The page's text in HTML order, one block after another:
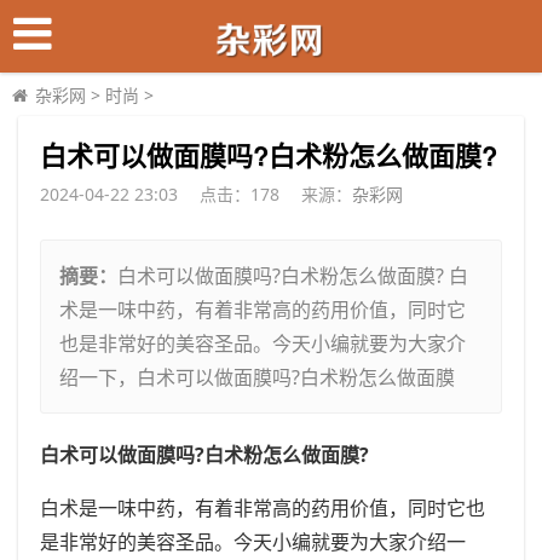
杂彩网 > 时尚 >
​白术可以做面膜吗?白术粉怎么做面膜?
2024-04-22 23:03 点击： 178 来源： 杂彩网
摘要： 白术可以做面膜吗?白术粉怎么做面膜? 白
术是一味中药，有着非常高的药用价值，同时它
也是非常好的美容圣品。今天小编就要为大家介
绍一下，白术可以做面膜吗?白术粉怎么做面膜
白术可以做面膜吗?白术粉怎么做面膜?
白术是一味中药，有着非常高的药用价值，同时它也
是非常好的美容圣品。今天小编就要为大家介绍一